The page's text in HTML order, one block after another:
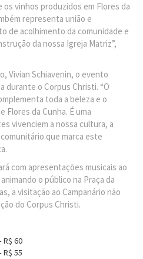
os vinhos produzidos em Flores da
representa união e
de acolhimento da comunidade e
da nossa Igreja Matriz”,
Vivian Schiavenin, o evento
durante o Corpus Christi. “O
toda a beleza e o
Flores da Cunha. É uma
vivenciem a nossa cultura, a
que marca este
com apresentações musicais ao
o público na Praça da
a visitação ao Campanário não
do Corpus Christi.
60
55